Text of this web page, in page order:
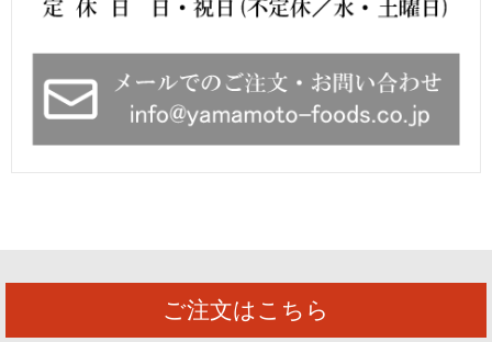
ご注文はこちら